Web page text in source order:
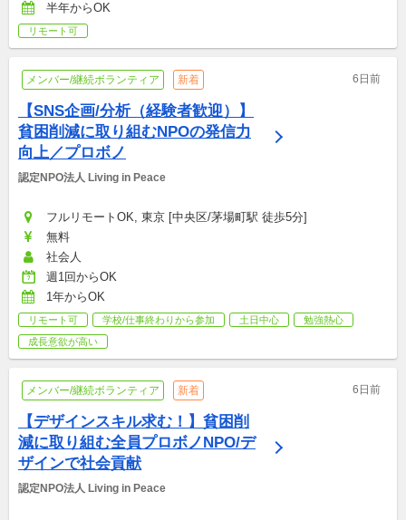
半年からOK
リモート可
メンバー/継続ボランティア 新着 6日前
【SNS企画/分析（経験者歓迎）】
貧困削減に取り組むNPOの発信力
向上／プロボノ
認定NPO法人 Living in Peace
フルリモートOK, 東京 [中央区/茅場町駅 徒歩5分]
無料
社会人
週1回からOK
1年からOK
リモート可 学校/仕事終わりから参加 土日中心
勉強熱心
成長意欲が高い
メンバー/継続ボランティア 新着 6日前
【デザインスキル求む！】貧困削
減に取り組む全員プロボノNPO/デ
ザインで社会貢献
認定NPO法人 Living in Peace